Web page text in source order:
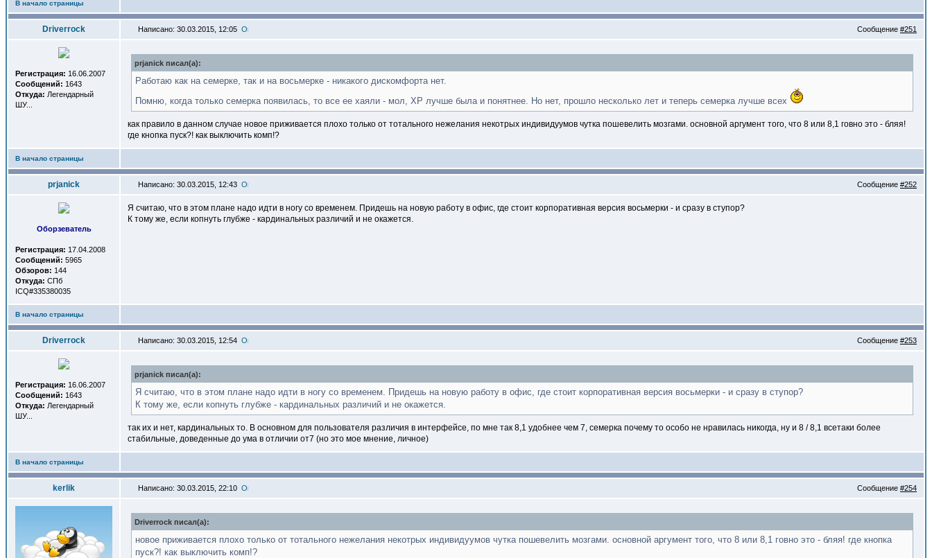
В начало страницы
Driverrock Написано: 30.03.2015, 12:05 Сообщение #251
Регистрация: 16.06.2007
Сообщений: 1643
Откуда: Легендарный
ШУ...
prjanick писал(a):
Работаю как на семерке, так и на восьмерке - никакого дискомфорта нет.
Помню, когда только семерка появилась, то все ее хаяли - мол, XP лучше была и понятнее. Но нет, прошло несколько лет и теперь семерка лучше всех
как правило в данном случае новое приживается плохо только от тотального нежелания некотрых индивидуумов чутка пошевелить мозгами. основной аргумент того, что 8 или 8,1 говно это - бляя!
где кнопка пуск?! как выключить комп!?
В начало страницы
prjanick Написано: 30.03.2015, 12:43 Сообщение #252
Оборзеватель
Регистрация: 17.04.2008
Сообщений: 5965
Обзоров: 144
Откуда: СПб
ICQ#335380035
Я считаю, что в этом плане надо идти в ногу со временем. Придешь на новую работу в офис, где стоит корпоративная версия восьмерки - и сразу в ступор?
К тому же, если копнуть глубже - кардинальных различий и не окажется.
В начало страницы
Driverrock Написано: 30.03.2015, 12:54 Сообщение #253
Регистрация: 16.06.2007
Сообщений: 1643
Откуда: Легендарный
ШУ...
prjanick писал(a):
Я считаю, что в этом плане надо идти в ногу со временем. Придешь на новую работу в офис, где стоит корпоративная версия восьмерки - и сразу в ступор?
К тому же, если копнуть глубже - кардинальных различий и не окажется.
так их и нет, кардинальных то. В основном для пользователя различия в интерфейсе, по мне так 8,1 удобнее чем 7, семерка почему то особо не нравилась никогда, ну и 8 / 8,1 всетаки более
стабильные, доведенные до ума в отличии от7 (но это мое мнение, личное)
В начало страницы
kerlik Написано: 30.03.2015, 22:10 Сообщение #254
Driverrock писал(a):
новое приживается плохо только от тотального нежелания некотрых индивидуумов чутка пошевелить мозгами. основной аргумент того, что 8 или 8,1 говно это - бляя! где кнопка
пуск?! как выключить комп!?